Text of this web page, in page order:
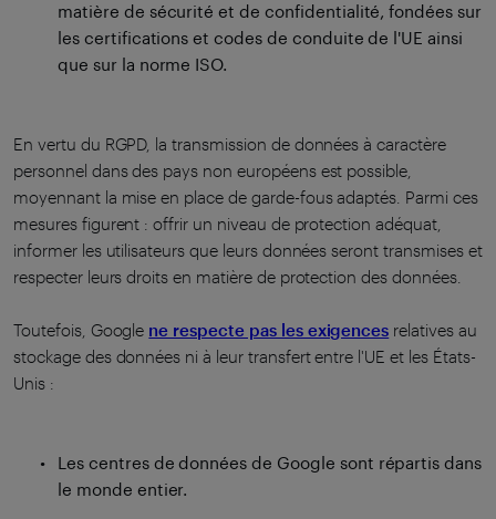
matière de sécurité et de confidentialité, fondées sur
les certifications et codes de conduite de l'UE ainsi
que sur la norme ISO.
En vertu du RGPD, la transmission de données à caractère
personnel dans des pays non européens est possible,
moyennant la mise en place de garde-fous adaptés. Parmi ces
mesures figurent : offrir un niveau de protection adéquat,
informer les utilisateurs que leurs données seront transmises et
respecter leurs droits en matière de protection des données.
Toutefois, Google ne respecte pas les exigences relatives au
stockage des données ni à leur transfert entre l'UE et les États-
Unis :
Les centres de données de Google sont répartis dans
le monde entier.